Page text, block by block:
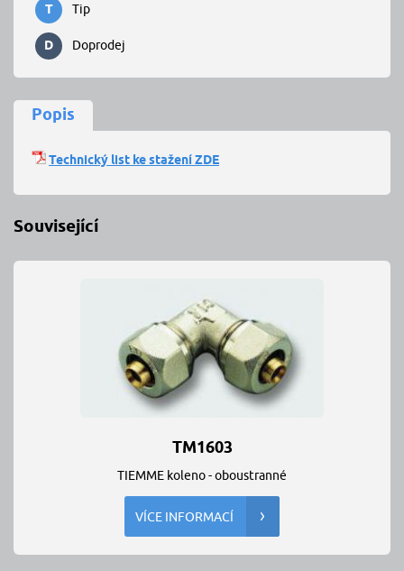
T Tip
D Doprodej
Popis
Technický list ke stažení ZDE
Související
TM1603
TIEMME koleno - oboustranné
VÍCE INFORMACÍ